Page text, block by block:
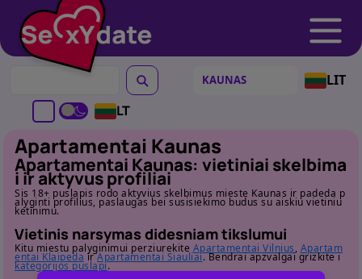
LIT
LT
Apartamentai Kaunas
Apartamentai Kaunas: vietiniai skelbima
i ir aktyvus profiliai
Sis 18+ puslapis rodo aktyvius skelbimus mieste Kaunas ir padeda p
alyginti profilius, paslaugas bei susisiekimo budus su aiskiu vietiniu
ketinimu.
Vietinis narsymas didesniam tikslumui
Kitu miestu palyginimui perziurekite Apartamentai Vilnius, Apartam
entai Klaipeda irApartamentai Siauliai. Bendrai apzvalgai grizkite i
kategorijos puslapi.